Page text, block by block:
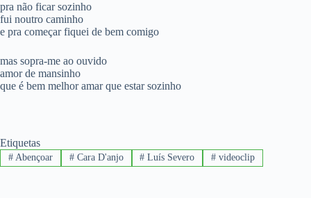
pra não ficar sozinho
fui noutro caminho
e pra começar fiquei de bem comigo
mas sopra-me ao ouvido
amor de mansinho
que é bem melhor amar que estar sozinho
Etiquetas
#Abençoar #Cara D'anjo # Luís Severo # videoclip